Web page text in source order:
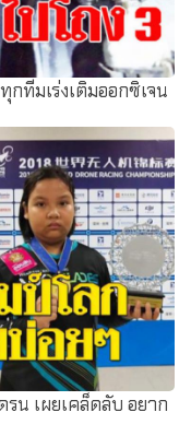
กทีมเร่งเติมออกซิเจน
รน เผยเคล็ดลับ อยาก